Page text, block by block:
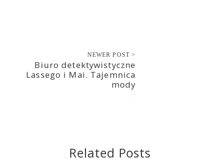
NEWER POST >
Biuro detektywistyczne
Lassego i Mai. Tajemnica
mody
Related Posts